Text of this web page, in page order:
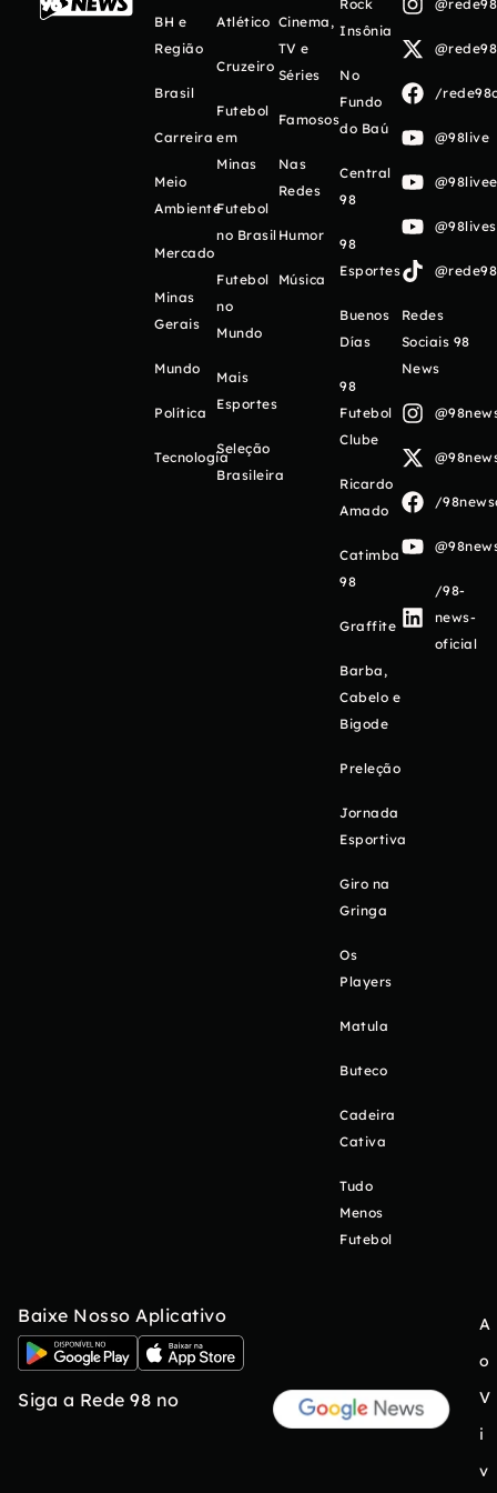
BH e
Região
Brasil
Carreira
Meio
Ambiente
Mercado
Minas
Gerais
Mundo
Política
Tecnologia
Atlético
Cruzeiro
Futebol
em
Minas
Futebol
no Brasil
Futebol
no
Mundo
Mais
Esportes
Seleção
Brasileira
Cinema,
TV e
Séries
Famosos
Nas
Redes
Humor
Música
Rock
Insônia
No
Fundo
do Baú
Central
98
98
Esportes
Buenos
Días
98
Futebol
Clube
Ricardo
Amado
Catimba
98
Graffite
Barba,
Cabelo e
Bigode
Preleção
Jornada
Esportiva
Giro na
Gringa
Os
Players
Matula
Buteco
Cadeira
Cativa
Tudo
Menos
Futebol
/
@98live
Redes
Sociais 98
News
/
/98-
news-
oficial
Baixe Nosso Aplicativo
Siga a Rede 98 no
A
o
V
i
v